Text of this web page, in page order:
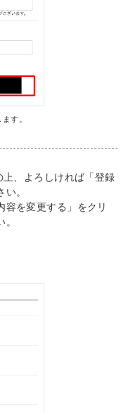
す。
、よろしければ「登録
。
容を変更する」をクリ